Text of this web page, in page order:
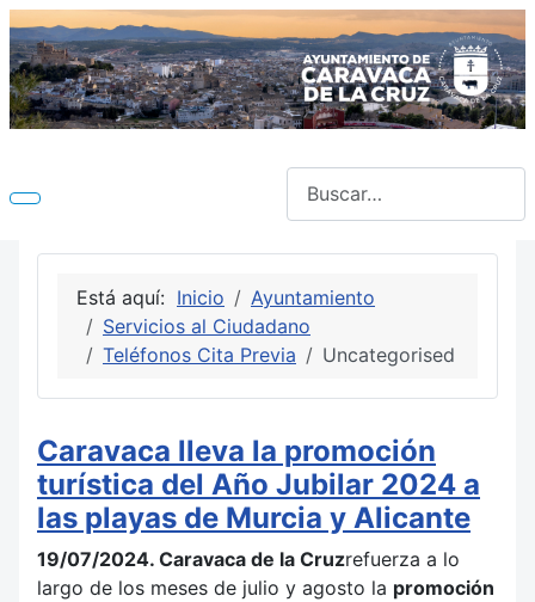
Está aquí: Inicio
Ayuntamiento
Servicios al Ciudadano
Teléfonos Cita Previa
Uncategorised
Caravaca lleva la promoción
turística del Año Jubilar 2024 a
las playas de Murcia y Alicante
19/07/2024. Caravaca de la Cruzrefuerza a lo
largo de los meses de julio y agosto la promoción